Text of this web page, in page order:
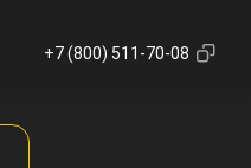
+7 (800) 511-70-08